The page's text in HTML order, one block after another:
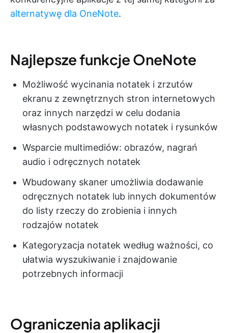
alternatywę dla OneNote.
Najlepsze funkcje OneNote
Możliwość wycinania notatek i zrzutów
ekranu z zewnętrznych stron internetowych
oraz innych narzędzi w celu dodania
własnych podstawowych notatek i rysunków
Wsparcie multimediów: obrazów, nagrań
audio i odręcznych notatek
Wbudowany skaner umożliwia dodawanie
odręcznych notatek lub innych dokumentów
do listy rzeczy do zrobienia i innych
rodzajów notatek
Kategoryzacja notatek według ważności, co
ułatwia wyszukiwanie i znajdowanie
potrzebnych informacji
Ograniczenia aplikacji